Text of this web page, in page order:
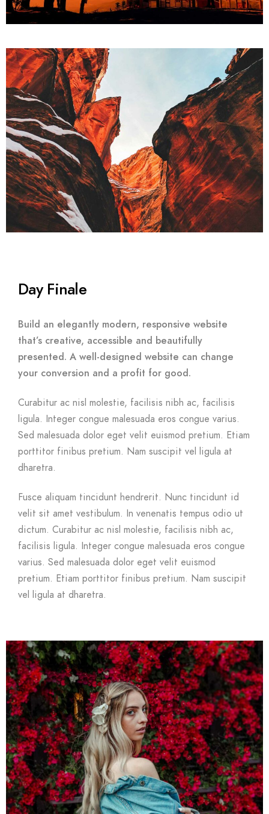
Day Finale
Build an elegantly modern, responsive website
that’s creative, accessible and beautifully
presented. A well-designed website can change
your conversion and a profit for good.
Curabitur ac nisl molestie, facilisis nibh ac, facilisis
ligula. Integer congue malesuada eros congue varius.
Sed malesuada dolor eget velit euismod pretium. Etiam
porttitor finibus pretium. Nam suscipit vel ligula at
dharetra.
Fusce aliquam tincidunt hendrerit. Nunc tincidunt id
velit sit amet vestibulum. In venenatis tempus odio ut
dictum. Curabitur ac nisl molestie, facilisis nibh ac,
facilisis ligula. Integer congue malesuada eros congue
varius. Sed malesuada dolor eget velit euismod
pretium. Etiam porttitor finibus pretium. Nam suscipit
vel ligula at dharetra.